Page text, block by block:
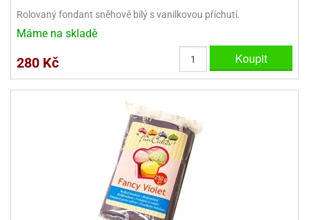
Rolovaný fondant sněhově bílý s vanilkovou příchutí.
Máme na skladě
280 Kč Koupit